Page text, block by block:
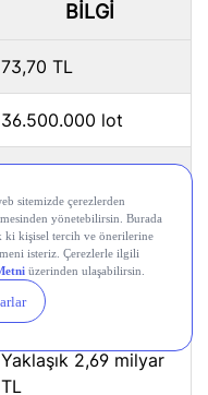
BILGI
73,70 TL
36.500.000 lot
6.500.000 lot
Tunçlar Yatırım
Holding A.Ş.
Yaklaşık 2,69 milyar
TL